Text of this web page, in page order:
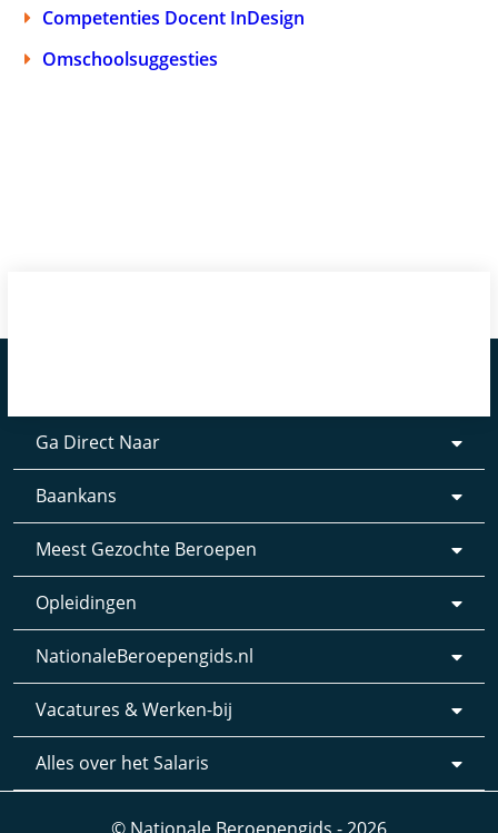
Competenties Docent InDesign
Omschoolsuggesties
Ga Direct Naar
Baankans
Meest Gezochte Beroepen
Opleidingen
NationaleBeroepengids.nl
Vacatures & Werken-bij
Alles over het Salaris